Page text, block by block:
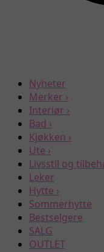
Nyheter
Merker ›
Interiør ›
Bad ›
Kjøkken ›
Ute ›
Livsstil og
Leker
Hytte ›
Sommerhytte
Bestselgere
SALG
OUTLET